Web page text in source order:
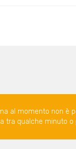
al momento non è
tra qualche minuto o